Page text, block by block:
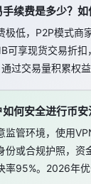
续费是多少？如
极低，P2P模式商
可享现货交易折
过交易量积累权
何安全进行币安
监管环境，使用
份或合规护照，资
率95%。2026年